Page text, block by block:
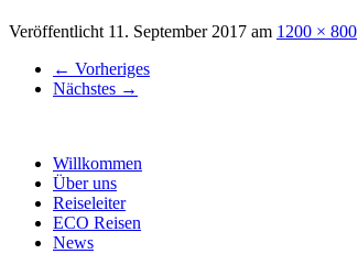
Veröffentlicht 11. September 2017 am 1200 × 800
← Vorheriges
Nächstes →
Willkommen
Über uns
Reiseleiter
ECO Reisen
News